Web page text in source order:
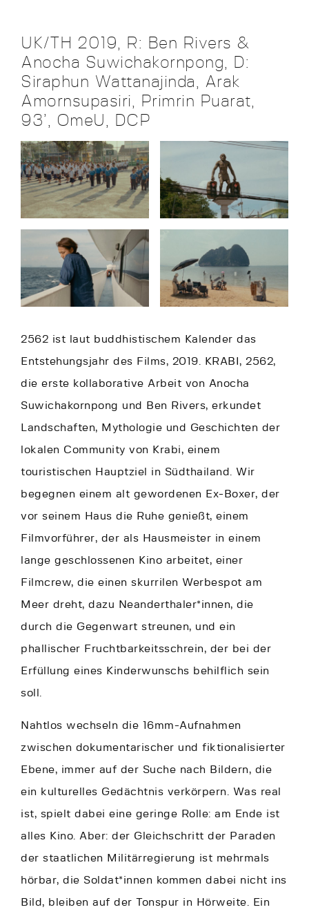
UK/TH 2019, R: Ben Rivers &
Anocha Suwichakornpong, D:
Siraphun Wattanajinda, Arak
Amornsupasiri, Primrin Puarat,
93’, OmeU, DCP
2562 ist laut buddhistischem Kalender das
Entstehungsjahr des Films, 2019. KRABI, 2562,
die erste kollaborative Arbeit von Anocha
Suwichakornpong und Ben Rivers, erkundet
Landschaften, Mythologie und Geschichten der
lokalen Community von Krabi, einem
touristischen Hauptziel in Südthailand. Wir
begegnen einem alt gewordenen Ex-Boxer, der
vor seinem Haus die Ruhe genießt, einem
Filmvorführer, der als Hausmeister in einem
lange geschlossenen Kino arbeitet, einer
Filmcrew, die einen skurrilen Werbespot am
Meer dreht, dazu Neanderthaler*innen, die
durch die Gegenwart streunen, und ein
phallischer Fruchtbarkeitsschrein, der bei der
Erfüllung eines Kinderwunschs behilflich sein
soll.
Nahtlos wechseln die 16mm-Aufnahmen
zwischen dokumentarischer und fiktionalisierter
Ebene, immer auf der Suche nach Bildern, die
ein kulturelles Gedächtnis verkörpern. Was real
ist, spielt dabei eine geringe Rolle: am Ende ist
alles Kino. Aber: der Gleichschritt der Paraden
der staatlichen Militärregierung ist mehrmals
hörbar, die Soldat*innen kommen dabei nicht ins
Bild, bleiben auf der Tonspur in Hörweite. Ein